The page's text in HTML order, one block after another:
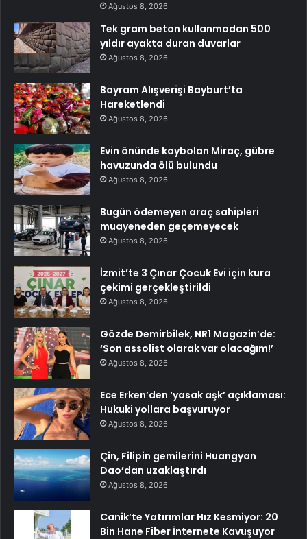
Ağustos 8, 2026
Tek gram beton kullanmadan 500
yıldır ayakta duran duvarlar
Ağustos 8, 2026
Bayram Alışverişi Bayburt’ta
Hareketlendi
Ağustos 8, 2026
Evin önünde kaybolan Miraç, gübre
havuzunda ölü bulundu
Ağustos 8, 2026
Bugün ödemeyen araç sahipleri
muayeneden geçemeyecek
Ağustos 8, 2026
İzmit’te 3 Çınar Çocuk Evi için kura
çekimi gerçekleştirildi
Ağustos 8, 2026
Gözde Demirbilek, NR1 Magazin’de:
‘Son assolist olarak var olacağım!’
Ağustos 8, 2026
Ece Erken’den ‘yasak aşk’ açıklaması:
Hukuki yollara başvuruyor
Ağustos 8, 2026
Çin, Filipin gemilerini Huangyan
Dao’dan uzaklaştırdı
Ağustos 8, 2026
Canik’te Yatırımlar Hız Kesmiyor: 20
Bin Hane Fiber İnternete Kavuşuyor